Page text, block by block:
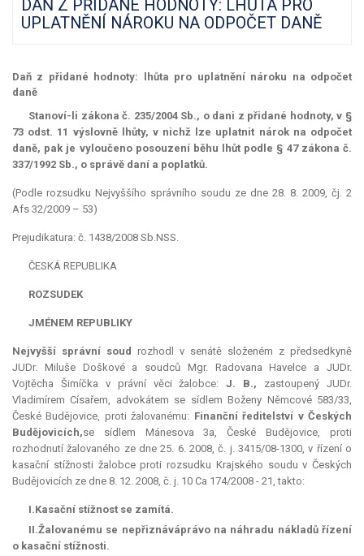
DAŇ Z PŘIDANÉ HODNOTY: LHŮTA PRO
UPLATNĚNÍ NÁROKU NA ODPOČET DANĚ
Daň z přidané hodnoty: lhůta pro uplatnění nároku na odpočet
daně
Stanoví-li zákona č. 235/2004 Sb., o dani z přidané hodnoty, v §
73 odst. 11 výslovně lhůty, v nichž lze uplatnit nárok na odpočet
daně, pak je vyloučeno posouzení běhu lhůt podle § 47 zákona č.
337/1992 Sb., o správě daní a poplatků.
(Podle rozsudku Nejvyššího správního soudu ze dne 28. 8. 2009, čj. 2
Afs 32/2009 – 53)
Prejudikatura: č. 1438/2008 Sb.NSS.
ČESKÁ REPUBLIKA
ROZSUDEK
JMÉNEM REPUBLIKY
Nejvyšší správní soud rozhodl v senátě složeném z předsedkyně
JUDr. Miluše Doškové a soudců Mgr. Radovana Havelce a JUDr.
Vojtěcha Šimíčka v právní věci žalobce:J. B., zastoupený JUDr.
Vladimírem Císařem, advokátem se sídlem Boženy Němcové 583/33,
České Budějovice, proti žalovanému: Finanční ředitelství v Českých
Budějovicích,se sídlem Mánesova 3a, České Budějovice, proti
rozhodnutí žalovaného ze dne 25. 6. 2008, č. j. 3415/08-1300, v řízení o
kasační stížnosti žalobce proti rozsudku Krajského soudu v Českých
Budějovicích ze dne 8. 12. 2008, č. j. 10 Ca 174/2008 - 21, takto:
I.Kasační stížnost se zamítá.
II.Žalovanému se nepřiznáváprávo na náhradu nákladů řízení
o kasační stížnosti.